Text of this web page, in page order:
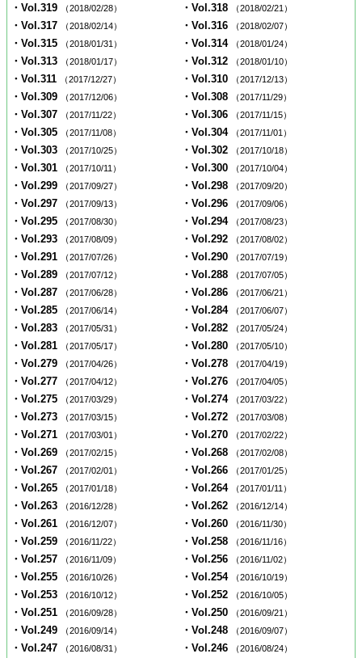
・Vol.319 （2018/02/28） ・Vol.318 （2018/02/21）
・Vol.317 （2018/02/14） ・Vol.316 （2018/02/07）
・Vol.315 （2018/01/31） ・Vol.314 （2018/01/24）
・Vol.313 （2018/01/17） ・Vol.312 （2018/01/10）
・Vol.311 （2017/12/27） ・Vol.310 （2017/12/13）
・Vol.309 （2017/12/06） ・Vol.308 （2017/11/29）
・Vol.307 （2017/11/22） ・Vol.306 （2017/11/15）
・Vol.305 （2017/11/08） ・Vol.304 （2017/11/01）
・Vol.303 （2017/10/25） ・Vol.302 （2017/10/18）
・Vol.301 （2017/10/11） ・Vol.300 （2017/10/04）
・Vol.299 （2017/09/27） ・Vol.298 （2017/09/20）
・Vol.297 （2017/09/13） ・Vol.296 （2017/09/06）
・Vol.295 （2017/08/30） ・Vol.294 （2017/08/23）
・Vol.293 （2017/08/09） ・Vol.292 （2017/08/02）
・Vol.291 （2017/07/26） ・Vol.290 （2017/07/19）
・Vol.289 （2017/07/12） ・Vol.288 （2017/07/05）
・Vol.287 （2017/06/28） ・Vol.286 （2017/06/21）
・Vol.285 （2017/06/14） ・Vol.284 （2017/06/07）
・Vol.283 （2017/05/31） ・Vol.282 （2017/05/24）
・Vol.281 （2017/05/17） ・Vol.280 （2017/05/10）
・Vol.279 （2017/04/26） ・Vol.278 （2017/04/19）
・Vol.277 （2017/04/12） ・Vol.276 （2017/04/05）
・Vol.275 （2017/03/29） ・Vol.274 （2017/03/22）
・Vol.273 （2017/03/15） ・Vol.272 （2017/03/08）
・Vol.271 （2017/03/01） ・Vol.270 （2017/02/22）
・Vol.269 （2017/02/15） ・Vol.268 （2017/02/08）
・Vol.267 （2017/02/01） ・Vol.266 （2017/01/25）
・Vol.265 （2017/01/18） ・Vol.264 （2017/01/11）
・Vol.263 （2016/12/28） ・Vol.262 （2016/12/14）
・Vol.261 （2016/12/07） ・Vol.260 （2016/11/30）
・Vol.259 （2016/11/22） ・Vol.258 （2016/11/16）
・Vol.257 （2016/11/09） ・Vol.256 （2016/11/02）
・Vol.255 （2016/10/26） ・Vol.254 （2016/10/19）
・Vol.253 （2016/10/12） ・Vol.252 （2016/10/05）
・Vol.251 （2016/09/28） ・Vol.250 （2016/09/21）
・Vol.249 （2016/09/14） ・Vol.248 （2016/09/07）
・Vol.247 （2016/08/31） ・Vol.246 （2016/08/24）